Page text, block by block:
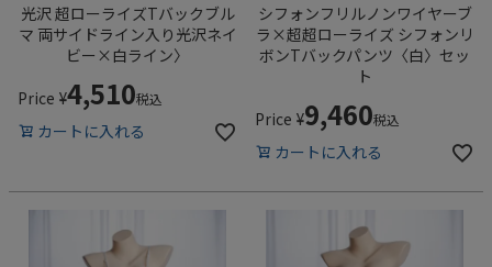
光沢 超ローライズTバックブル
マ 両サイドライン入り光沢ネイ
ビー×白ライン〉
Price ¥4,510税込
カートに入れる
シフォンフリルノンワイヤーブ
ラ×超超ローライズ シフォンリ
ボンTバックパンツ〈白〉セッ
ト
Price ¥9,460税込
カートに入れる